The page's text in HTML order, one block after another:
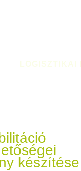
LOGISZTIKAI
készítése